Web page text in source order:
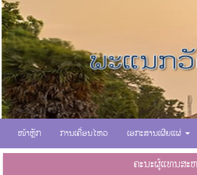
ໜ້າຫຼັກ ການເຄື່ອນໄຫວ ເອກະສານເຜີຍແຜ່
ຄະນະຜູ້ແທນສະ